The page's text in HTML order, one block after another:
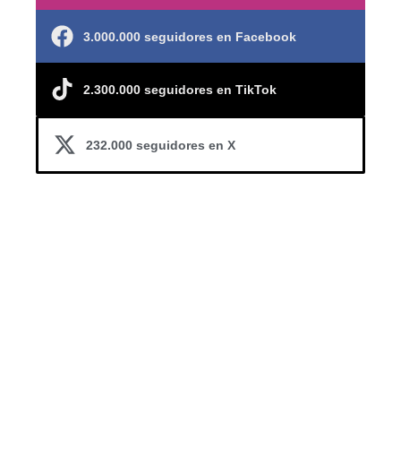
3.000.000 seguidores en Facebook
2.300.000 seguidores en TikTok
232.000 seguidores en X